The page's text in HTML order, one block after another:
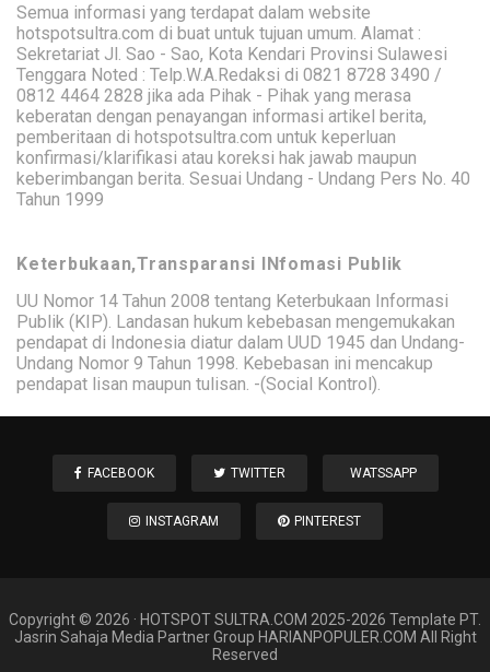
Semua informasi yang terdapat dalam website
hotspotsultra.com di buat untuk tujuan umum. Alamat :
Sekretariat Jl. Sao - Sao, Kota Kendari Provinsi Sulawesi
Tenggara Noted : Telp.W.A.Redaksi di 0821 8728 3490 /
0812 4464 2828 jika ada Pihak - Pihak yang merasa
keberatan dengan penayangan informasi artikel berita,
pemberitaan di hotspotsultra.com untuk keperluan
konfirmasi/klarifikasi atau koreksi hak jawab maupun
keberimbangan berita. Sesuai Undang - Undang Pers No. 40
Tahun 1999
Keterbukaan,Transparansi INfomasi Publik
UU Nomor 14 Tahun 2008 tentang Keterbukaan Informasi
Publik (KIP). Landasan hukum kebebasan mengemukakan
pendapat di Indonesia diatur dalam UUD 1945 dan Undang-
Undang Nomor 9 Tahun 1998. Kebebasan ini mencakup
pendapat lisan maupun tulisan. -(Social Kontrol).
FACEBOOK TWITTER WATSSAPP
INSTAGRAM PINTEREST
Copyright © 2026 · HOTSPOT SULTRA .COM 2025-2026 Template PT.
Jasrin Sahaja Media Partner Group HARIANPOPULER.COM All Right
Reserved